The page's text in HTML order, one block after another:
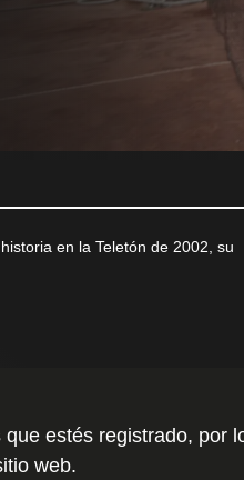
en la Teletón de 2002, su
estés registrado, por
web.